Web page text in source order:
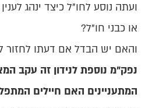
ועתה נוסע לחו"ל כיצד ינהג
או כבני חו"ל?
והאם יש הבדל אם דעתו לחזור
נפק"מ נוספת לנידון זה עקב
המתעניינים האם חיילים